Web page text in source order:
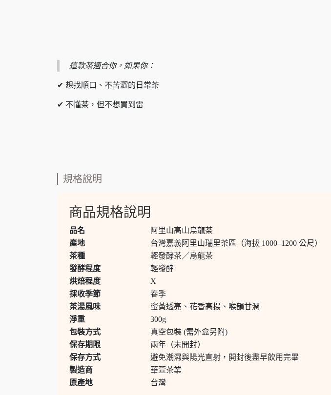
這款茶適合你，如果你：
✔ 想找順口、不苦澀的日常茶
✔ 不懂茶，但不想買到雷
規格說明
商品規格說明
品名
阿里山高山烏龍茶
產地
台灣嘉義阿里山瑞里茶區（海拔 1000–1200 公尺）
茶種
輕發酵茶／烏龍茶
發酵程度
輕發酵
烘焙程度
X
採收季節
春季
茶湯風味
蜜黃透亮、花香高揚、喉韻甘潤
淨重
300g
包裝方式
真空包裝 (需外盒另附)
保存期限
兩年（未開封）
保存方式
避免潮濕與陽光直射，開封後盡早飲用完畢
製造商
華萱茶業
原產地
台灣